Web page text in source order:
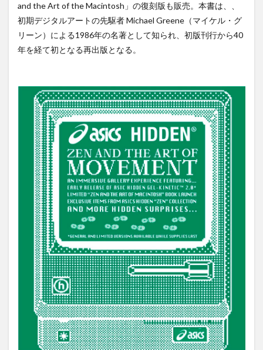
and the Art of the Macintosh」の復刻版も販売。本書は、、
初期デジタルアートの先駆者 Michael Greene（マイケル・グ
リーン）による1986年の名著として知られ、初版刊⾏から40
年を経て初となる再出版となる。